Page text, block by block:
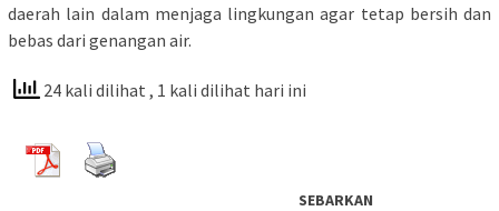
daerah lain dalam menjaga lingkungan agar tetap bersih dan
bebas dari genangan air.
24 kali dilihat , 1 kali dilihat hari ini
SEBARKAN